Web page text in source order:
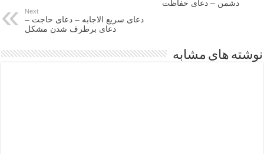
دشمن – دعای حفاظت
Next
دعاى سريع الاجابه – دعای حاجت –
دعای برطرف شدن مشکل
نوشته های مشابه